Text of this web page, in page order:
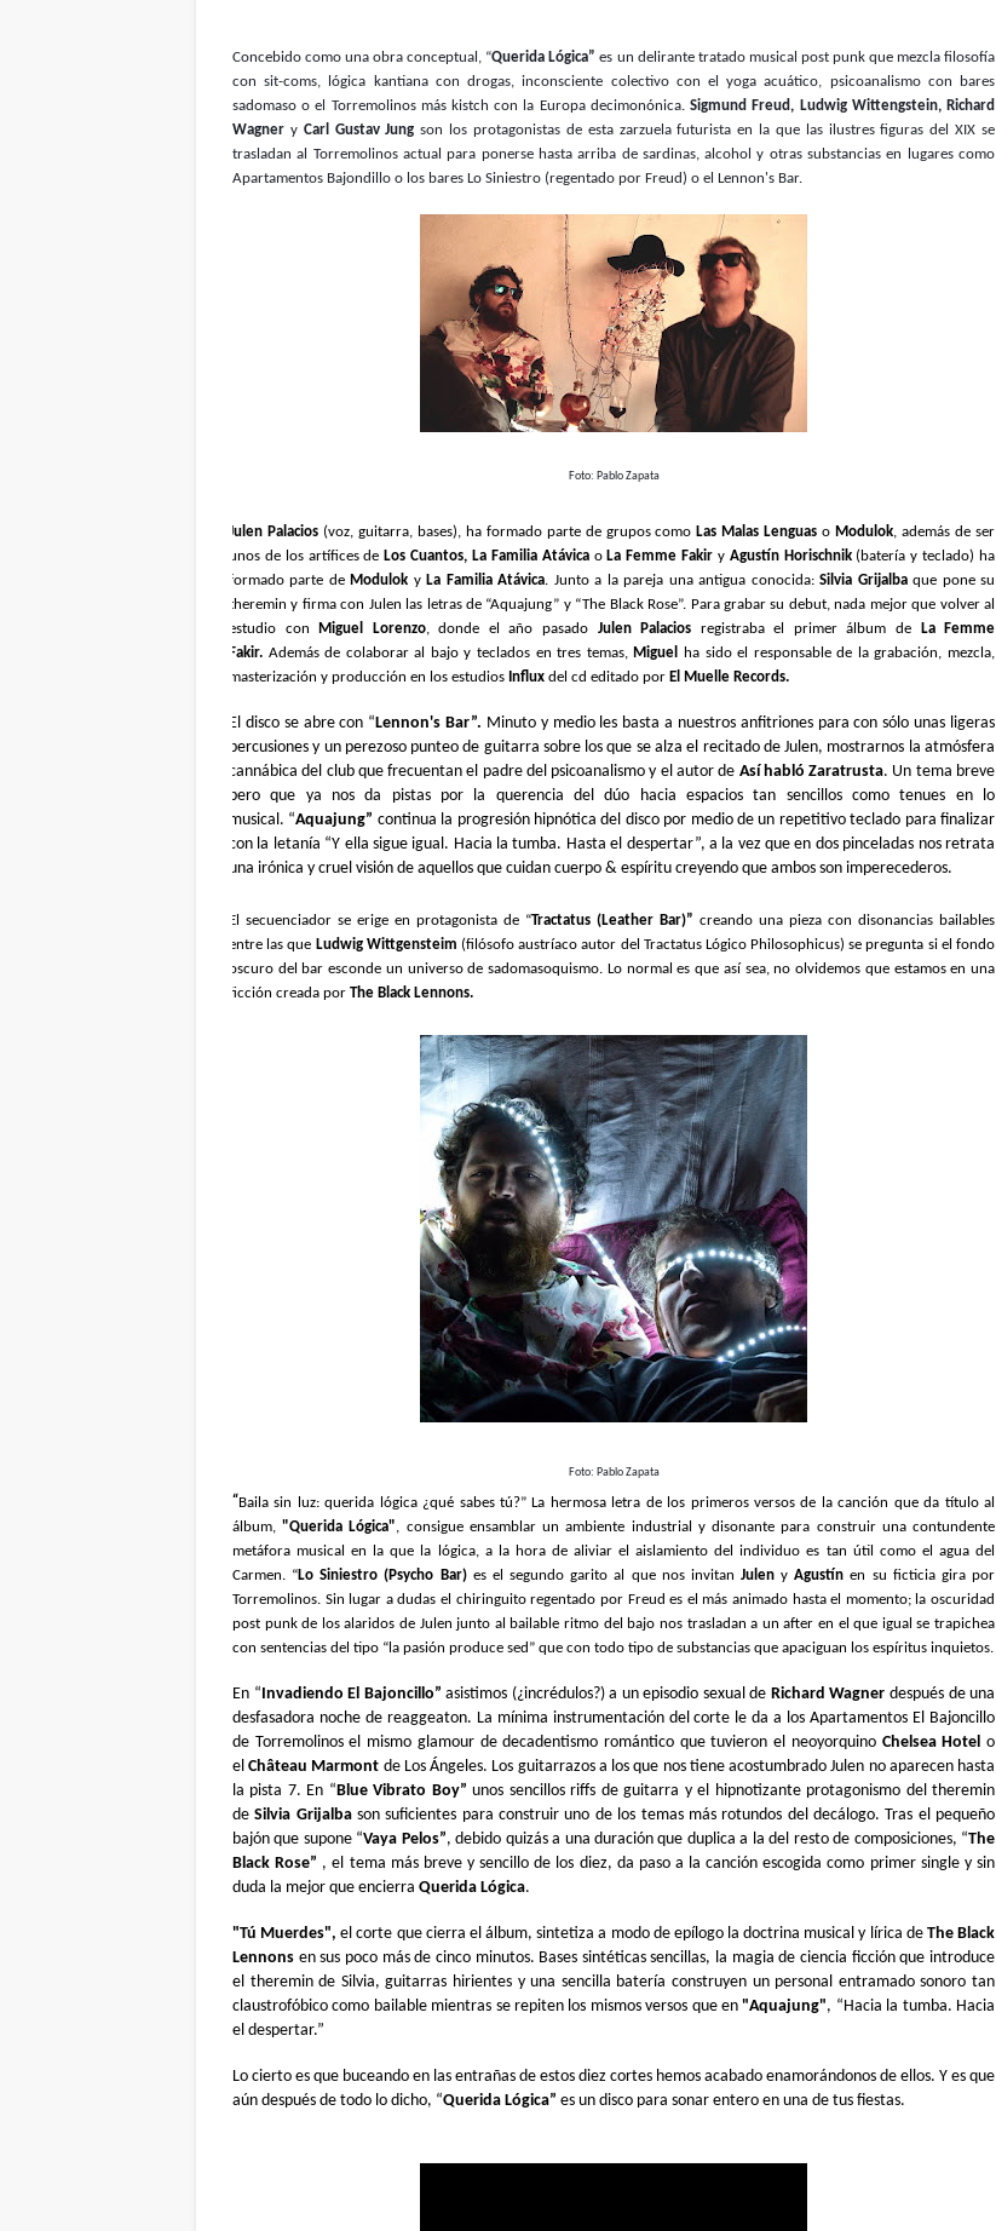
Concebido como una obra conceptual, “Querida Lógica” es un delirante tratado musical post punk que mezcla filosofía
con sit-coms, lógica kantiana con drogas, inconsciente colectivo con el yoga acuático, psicoanalismo con bares
sadomaso o el Torremolinos más kistch con la Europa decimonónica.Sigmund Freud, Ludwig Wittengstein, Richard
Wagner y Carl Gustav Jungson los protagonistas de esta zarzuela futurista en la que las ilustres figuras del XIX se
trasladan al Torremolinos actual para ponerse hasta arriba de sardinas, alcohol y otras substancias en lugares como
Apartamentos Bajondillo o los bares Lo Siniestro (regentado por Freud) o el Lennon's Bar.
Foto: Pablo Zapata
Julen Palacios(voz, guitarra, bases), ha formado parte de grupos como Las Malas Lenguas o Modulok, además de ser
unos de los artífices de Los Cuantos, La Familia Atávica o La Femme Fakir y Agustín Horischnik (batería y teclado) ha
formado parte de Modulok y La Familia Atávica. Junto a la pareja una antigua conocida:Silvia Grijalbaque pone su
theremin y firma con Julen las letras de “Aquajung” y “The Black Rose”. Para grabar su debut, nada mejor que volver al
estudio con
Miguel Lorenzo, donde el año pasado Julen Palacios registraba el primer álbum de
La Femme
Fakir. Además de colaborar al bajo y teclados en tres temas, Miguel
ha sido el responsable de la grabación, mezcla,
masterización y producción en los estudios Influx del cd editado por El Muelle Records.
El disco se abre con “ Lennon's Bar”. Minuto y medio les basta a nuestros anfitriones para con sólo unas ligeras
percusiones y un perezoso punteo de guitarra sobre los que se alza el recitado de Julen, mostrarnos la atmósfera
cannábica del club que frecuentan el padre del psicoanalismo y el autor de Así habló Zaratrusta. Un tema breve
pero que ya nos da pistas por la querencia del dúo hacia espacios tan sencillos como tenues en lo
musical. “Aquajung” continua la progresión hipnótica del disco por medio de un repetitivo teclado para finalizar
con la letanía “Y ella sigue igual. Hacia la tumba. Hasta el despertar”, a la vez que en dos pinceladas nos retrata
una irónica y cruel visión de aquellos que cuidan cuerpo & espíritu creyendo que ambos son imperecederos.
El secuenciador se erige en protagonista de “Tractatus (Leather Bar)” creando una pieza con disonancias bailables
entre las que Ludwig Wittgensteim (filósofo austríaco autor del Tractatus Lógico Philosophicus) se pregunta si el fondo
oscuro del bar esconde un universo de sadomasoquismo. Lo normal es que así sea, no olvidemos que estamos en una
ficción creada por The Black Lennons.
Foto: Pablo Zapata
“Baila sin luz: querida lógica ¿qué sabes tú?” La hermosa letra de los primeros versos de la canción que da título al
álbum,"Querida Lógica"
, consigue ensamblar un ambiente industrial y disonante para construir una contundente
metáfora musical en la que la lógica, a la hora de aliviar el aislamiento del individuo es tan útil como el agua del
Carmen. “Lo Siniestro (Psycho Bar) es el segundo garito al que nos invitan JulenyAgustínen su ficticia gira por
Torremolinos. Sin lugar a dudas el chiringuito regentado por Freud es el más animado hasta el momento; la oscuridad
post punk de los alaridos de Julen junto al bailable ritmo del bajo nos trasladan a un after en el que igual se trapichea
con sentencias del tipo “la pasión produce sed” que con todo tipo de substancias que apaciguan los espíritus inquietos.
En “Invadiendo El Bajoncillo” asistimos (¿incrédulos?) a un episodio sexual de Richard Wagner después de una
desfasadora noche de reaggeaton. La mínima instrumentación del corte le da a los Apartamentos El Bajoncillo
de Torremolinos el mismo glamour de decadentismo romántico que tuvieron el neoyorquino Chelsea Hotelo
elChâteau Marmont de Los Ángeles. Los guitarrazos a los que nos tiene acostumbrado Julen no aparecen hasta
la pista 7. En “Blue Vibrato Boy”unos sencillos riffs de guitarra y el hipnotizante protagonismo del theremin
deSilvia Grijalbason suficientes para construir uno de los temas más rotundos del decálogo. Tras el pequeño
bajón que supone “Vaya Pelos”, debido quizás a una duración que duplica a la del resto de composiciones, “The
Black Rose” , el tema más breve y sencillo de los diez, da paso a la canción escogida como primer single y sin
duda la mejor que encierra Querida Lógica.
"Tú Muerdes", el corte que cierra el álbum, sintetiza a modo de epílogo la doctrina musical y lírica de The Black
Lennons en sus poco más de cinco minutos. Bases sintéticas sencillas, la magia de ciencia ficción que introduce
el theremin de Silvia, guitarras hirientes y una sencilla batería construyen un personal entramado sonoro tan
claustrofóbico como bailable mientras se repiten los mismos versos que en"Aquajung", “Hacia la tumba. Hacia
el despertar.”
Lo cierto es que buceando en las entrañas de estos diez cortes hemos acabado enamorándonos de ellos. Y es que
aún después de todo lo dicho, “Querida Lógica” es un disco para sonar entero en una de tus fiestas.